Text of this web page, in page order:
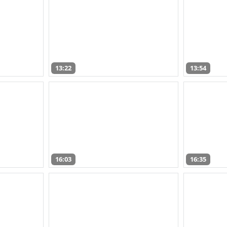
13:22 13:54
16:03 16:35